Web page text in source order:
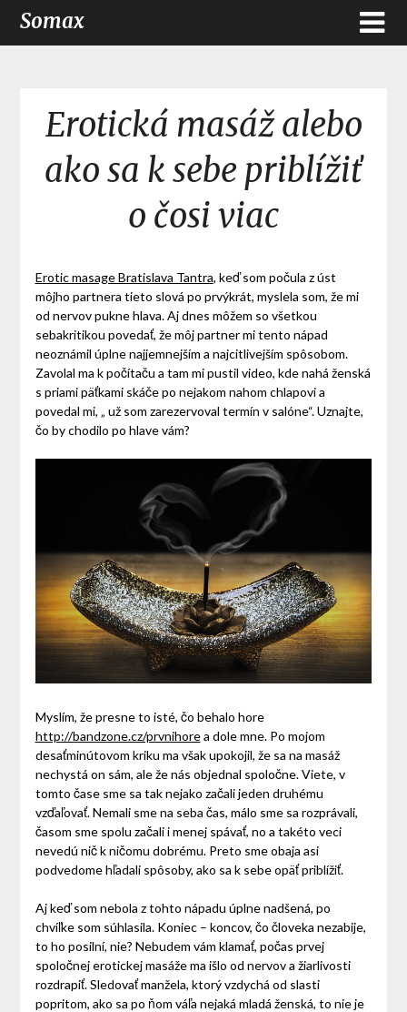
Somax
Erotická masáž alebo
ako sa k sebe priblížiť
o čosi viac
Erotic masage Bratislava Tantra, keď som počula z úst
môjho partnera tieto slová po prvýkrát, myslela som, že mi
od nervov pukne hlava. Aj dnes môžem so všetkou
sebakritikou povedať, že môj partner mi tento nápad
neoznámil úplne najjemnejším a najcitlivejším spôsobom.
Zavolal ma k počítaču a tam mi pustil video, kde nahá ženská
s priami päťkami skáče po nejakom nahom chlapovi a
povedal mi, „ už som zarezervoval termín v salóne“. Uznajte,
čo by chodilo po hlave vám?
Myslím, že presne to isté, čo behalo hore
http://bandzone.cz/prvnihorea dole mne. Po mojom
desaťminútovom kriku ma však upokojil, že sa na masáž
nechystá on sám, ale že nás objednal spoločne. Viete, v
tomto čase sme sa tak nejako začali jeden druhému
vzďaľovať. Nemali sme na seba čas, málo sme sa rozprávali,
časom sme spolu začali i menej spávať, no a takéto veci
nevedú nič k ničomu dobrému. Preto sme obaja asi
podvedome hľadali spôsoby, ako sa k sebe opäť priblížiť.
Aj keď som nebola z tohto nápadu úplne nadšená, po
chvíľke som súhlasila. Koniec – koncov, čo človeka nezabije,
to ho posilní, nie? Nebudem vám klamať, počas prvej
spoločnej erotickej masáže ma išlo od nervov a žiarlivosti
rozdrapiť. Sledovať manžela, ktorý vzdychá od slasti
popritom, ako sa po ňom váľa nejaká mladá ženská, to nie je